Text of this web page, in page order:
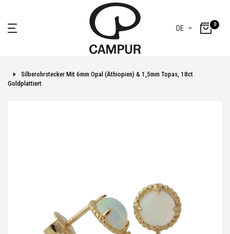
DE 0
Silberohrstecker Mit 6mm Opal (Äthiopien) & 1,5mm Topas, 18ct
Goldplattiert